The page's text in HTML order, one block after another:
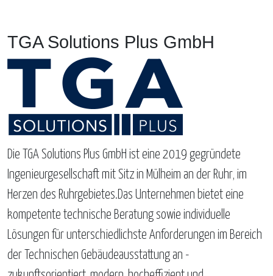
TGA Solutions Plus GmbH
Die TGA Solutions Plus GmbH ist eine 2019 gegründete
Ingenieurgesellschaft mit Sitz in Mülheim an der Ruhr, im
Herzen des Ruhrgebietes.Das Unternehmen bietet eine
kompetente technische Beratung sowie individuelle
Lösungen für unterschiedlichste Anforderungen im Bereich
der Technischen Gebäudeausstattung an -